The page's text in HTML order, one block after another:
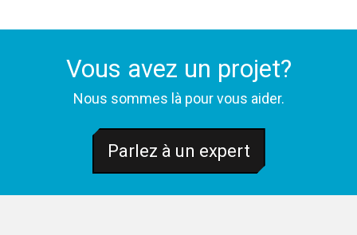
Vous avez un projet?
Nous sommes là pour vous aider.
Parlez à un expert